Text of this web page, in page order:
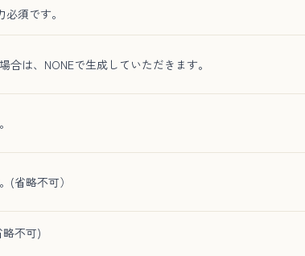
須です。
は、NONEで生成していただきます。
(省略不可）
略不可)